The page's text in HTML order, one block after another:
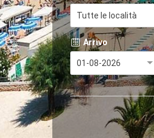
Tutte le località
Arrivo
01-08-2026